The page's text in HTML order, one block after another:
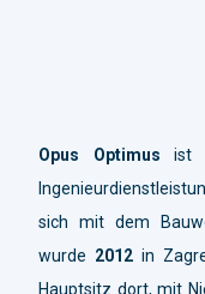
Opus Optimus ist
sich mit dem
wurde 2012 in
Hauptsitz dort, mit